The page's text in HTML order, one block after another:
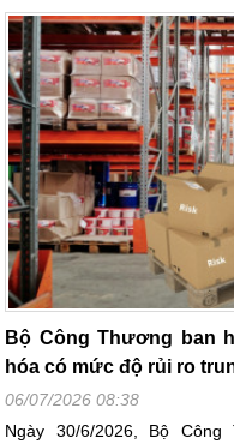
Bộ Công Thương ban
hóa có mức độ rủi ro
06/07/2026 08:38
Ngày 30/6/2026, Bộ